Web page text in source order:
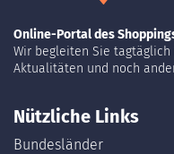
Online-Portal des
Wir begleiten Sie
Aktualitäten und noch
Nützliche Links
Bundesländer